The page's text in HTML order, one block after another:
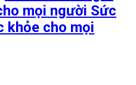
mọi người Sức
khỏe cho mọi